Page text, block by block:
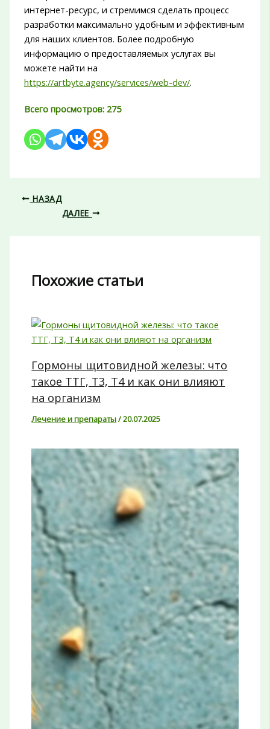
интернет-ресурс, и стремимся сделать процесс
разработки максимально удобным и эффективным
для наших клиентов. Более подробную
информацию о предоставляемых услугах вы
можете найти на
https://artbyte.agency/services/web-dev/.
Всего просмотров: 275
НАЗАД
ДАЛЕЕ
Похожие статьи
Гормоны щитовидной железы: что
такое ТТГ, Т3, Т4 и как они влияют
на организм
Лечение и препараты/20.07.2025